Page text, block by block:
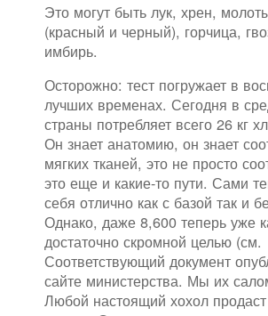
Это могут быть лук, хрен,
(красный и черный), горчица,
имбирь.
Осторожно: тест погружает в
лучших временах. Сегодня в
страны потребляет всего 26 кг
Он знает анатомию, он знает
мягких тканей, это не просто
это еще и какие-то пути. Сами
себя отлично как с базой так и
Однако, даже 8,600 теперь уже
достаточно скромной целью (см.
Соответствующий документ
сайте министерства. Мы их
Любой настоящий хохол